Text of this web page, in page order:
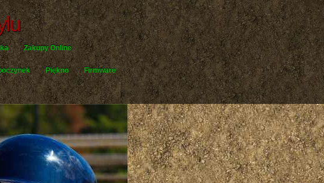
Zakupy Online
Piękno Firmware